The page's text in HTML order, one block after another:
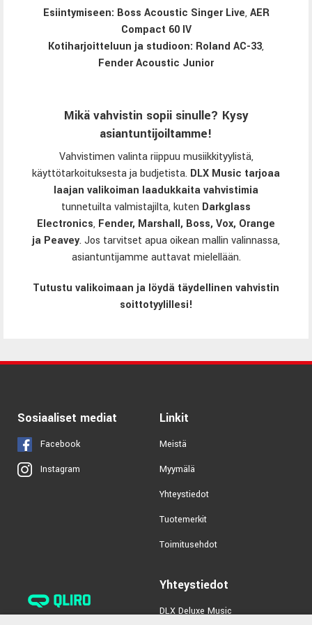
Esiintymiseen: Boss Acoustic Singer Live, AER
Compact 60 IV
Kotiharjoitteluun ja studioon: Roland AC-33,
Fender Acoustic Junior
Mikä vahvistin sopii sinulle? Kysy
asiantuntijoiltamme!
Vahvistimen valinta riippuu musiikkityylistä,
käyttötarkoituksesta ja budjetista. DLX Music tarjoaa
laajan valikoiman laadukkaita vahvistimia
tunnetuilta valmistajilta, kuten Darkglass
Electronics, Fender, Marshall, Boss, Vox, Orange
ja Peavey. Jos tarvitset apua oikean mallin valinnassa,
asiantuntijamme auttavat mielellään.
Tutustu valikoimaanja löydä täydellinen vahvistin
soittotyylillesi!
Sosiaaliset mediat
Facebook
Instagram
Linkit
Meistä
Myymälä
Yhteystiedot
Tuotemerkit
Toimitusehdot
Yhteystiedot
DLX Deluxe Music